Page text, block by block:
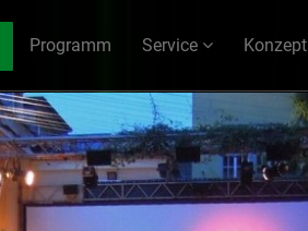
Programm Service Konzept